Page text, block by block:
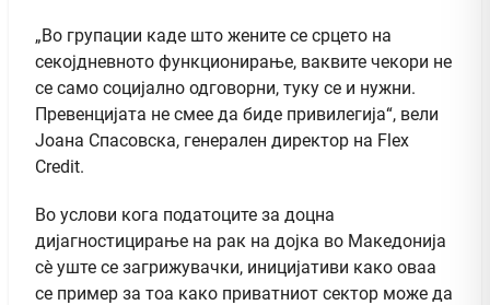
„Во групации каде што жените се срцето на
секојдневното функционирање, ваквите чекори не
се само социјално одговорни, туку се и нужни.
Превенцијата не смее да биде привилегија“, вели
Јоана Спасовска, генерален директор на Flex
Credit.
Во услови кога податоците за доцна
дијагностицирање на рак на дојка во Македонија
сè уште се загрижувачки, иницијативи како оваа
се пример за тоа како приватниот сектор може да